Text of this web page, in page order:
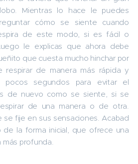
Mientras lo hace le puedes
cómo se siente cuando
de este modo, si es fácil o
le explicas que ahora debe
que cuesta mucho hinchar por
de manera más rápida y
pocos segundos para evitar el
de nuevo como se siente, si se
de una manera o de otra.
se fije en sus sensaciones. Acabad
de la forma inicial, que ofrece una
profunda.